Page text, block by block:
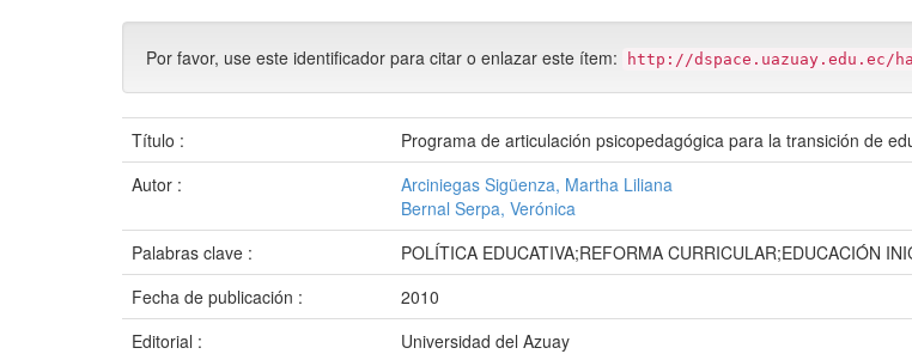
Por favor, use este identificador para citar o enlazar este ítem: http://dspace.uazuay.edu.ec/
Título :
Programa de articulación psicopedagógica para la transición de
Autor :
Arciniegas Sigüenza, Martha Liliana
Bernal Serpa, Verónica
Palabras clave :
POLÍTICA EDUCATIVA;REFORMA CURRICULAR;EDUCACIÓN
Fecha de publicación :
2010
Editorial :
Universidad del Azuay